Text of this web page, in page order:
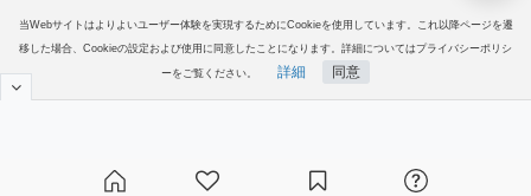
当Webサイトはよりよいユーザー体験を実現するためにCookieを使用しています。これ以降ページを遷
移した場合、Cookieの設定および使用に同意したことになります。詳細についてはプライバシーポリシ
ーをご覧ください。 詳細 同意